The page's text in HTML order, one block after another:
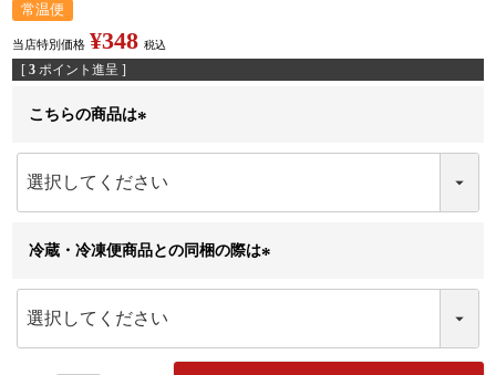
常温便
当店特別価格 ¥348 税込
[ 3 ポイント進呈 ]
こちらの商品は
須
)
冷蔵・冷凍便商品との同梱の際は
)